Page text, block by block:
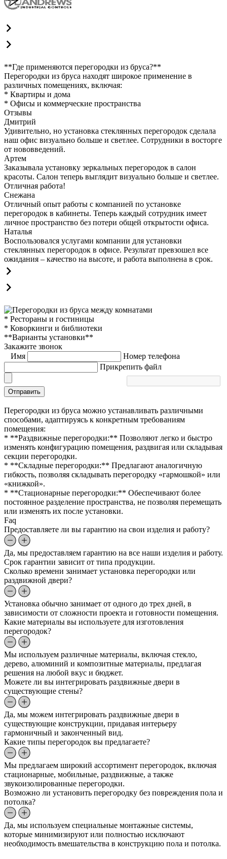
**Где применяются перегородки из бруса?**
Перегородки из бруса находят широкое применение в
различных помещениях, включая:
* Квартиры и дома
* Офисы и коммерческие пространства
Отзывы
Дмитрий
Удивительно, но установка стеклянных перегородок сделала
наш офис визуально больше и светлее. Сотрудники в восторге
от нововведений.
Артем
Заказывала установку зеркальных перегородок в салон
красоты. Салон теперь выглядит визуально больше и светлее.
Отличная работа!
Снежана
Отличный опыт работы с компанией по установке
перегородок в кабинеты. Теперь каждый сотрудник имеет
личное пространство без потери общей открытости офиса.
Наталья
Воспользовался услугами компании для установки
стеклянных перегородок в офисе. Результат превзошел все
ожидания – качество на высоте, и работа выполнена в срок.
* Рестораны и гостиницы
* Коворкинги и библиотеки
**Варианты установки**
Закажите звонок
Имя
Номер телефона
Прикрепить файл
Отправить
Перегородки из бруса можно устанавливать различными
способами, адаптируясь к конкретным требованиям
помещения:
* **Раздвижные перегородки:** Позволяют легко и быстро
изменять конфигурацию помещения, раздвигая или складывая
секции перегородки.
* **Складные перегородки:** Предлагают аналогичную
гибкость, позволяя складывать перегородку «гармошкой» или
«книжкой».
* **Стационарные перегородки:** Обеспечивают более
постоянное разделение пространства, не позволяя перемещать
или изменять их после установки.
Faq
Предоставляете ли вы гарантию на свои изделия и работу?
Да, мы предоставляем гарантию на все наши изделия и работу.
Срок гарантии зависит от типа продукции.
Сколько времени занимает установка перегородки или
раздвижной двери?
Установка обычно занимает от одного до трех дней, в
зависимости от сложности проекта и готовности помещения.
Какие материалы вы используете для изготовления
перегородок?
Мы используем различные материалы, включая стекло,
дерево, алюминий и композитные материалы, предлагая
решения на любой вкус и бюджет.
Можете ли вы интегрировать раздвижные двери в
существующие стены?
Да, мы можем интегрировать раздвижные двери в
существующие конструкции, придавая интерьеру
гармоничный и законченный вид.
Какие типы перегородок вы предлагаете?
Мы предлагаем широкий ассортимент перегородок, включая
стационарные, мобильные, раздвижные, а также
звукоизолированные перегородки.
Возможно ли установить перегородку без повреждения пола и
потолка?
Да, мы используем специальные монтажные системы,
которые минимизируют или полностью исключают
необходимость вмешательства в конструкцию пола и потолка.